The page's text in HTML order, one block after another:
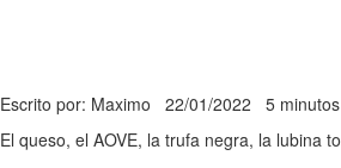
Escrito por: Maximo 22/01/2022 5 minutos
El queso, el AOVE, la trufa negra, la lubina